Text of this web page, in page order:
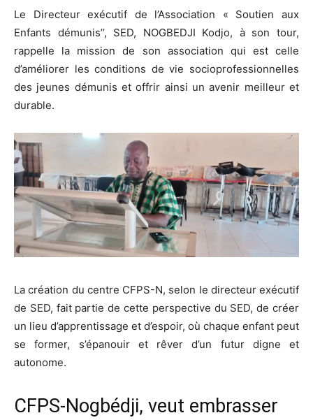
Le Directeur exécutif de l’Association « Soutien aux
Enfants démunis’’, SED, NOGBEDJI Kodjo, à son tour,
rappelle la mission de son association qui est celle
d’améliorer les conditions de vie socioprofessionnelles
des jeunes démunis et offrir ainsi un avenir meilleur et
durable.
La création du centre CFPS-N, selon le directeur exécutif
de SED, fait partie de cette perspective du SED, de créer
un lieu d’apprentissage et d’espoir, où chaque enfant peut
se former, s’épanouir et rêver d’un futur digne et
autonome.
CFPS-Nogbédji, veut embrasser